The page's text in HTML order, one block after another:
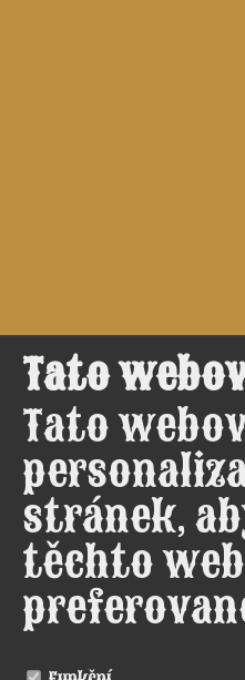
Tato
Tato
stránek,
těchto